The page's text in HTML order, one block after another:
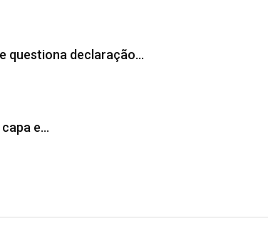
questiona declaração…
capa e…